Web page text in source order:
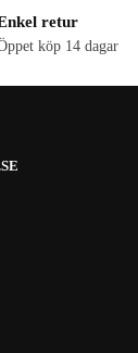
retur
köp 14 dagar